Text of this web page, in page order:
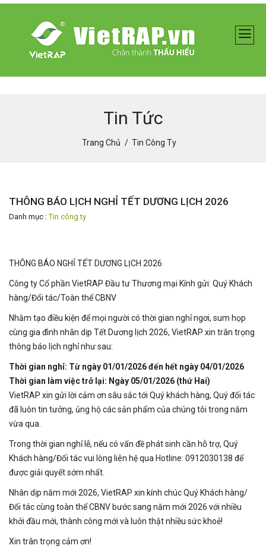
Tin Tức
Trang Chủ Tin Công Ty
THÔNG BÁO LỊCH NGHỈ TẾT DƯƠNG LỊCH 2026
Danh mục :Tin công ty
THÔNG BÁO NGHỈ TẾT DƯƠNG LỊCH 2026
Công ty Cổ phần VietRAP Đầu tư Thương mại Kính gửi: Quý Khách
hàng/Đối tác/Toàn thể CBNV
Nhằm tạo điều kiện để mọi người có thời gian nghỉ ngơi, sum họp
cùng gia đình nhân dịp Tết Dương lịch 2026, VietRAP xin trân trọng
thông báo lịch nghỉ như sau:
Thời gian nghỉ: Từ ngày 01/01/2026 đến hết ngày 04/01/2026
Thời gian làm việc trở lại: Ngày 05/01/2026 (thứ Hai)
VietRAP xin gửi lời cảm ơn sâu sắc tới Quý khách hàng, Quý đối tác
đã luôn tin tưởng, ủng hộ các sản phẩm của chúng tôi trong năm
vừa qua.
Trong thời gian nghỉ lễ, nếu có vấn đề phát sinh cần hỗ trợ, Quý
Khách hàng/Đối tác vui lòng liên hệ qua Hotline: 0912030138 để
được giải quyết sớm nhất.
Nhân dịp năm mới 2026, VietRAP xin kính chúc Quý Khách hàng/
Đối tác cùng toàn thể CBNV bước sang năm mới 2026 với nhiều
khởi đầu mới, thành công mới và luôn thật nhiều sức khoẻ!
Xin trân trọng cảm ơn!